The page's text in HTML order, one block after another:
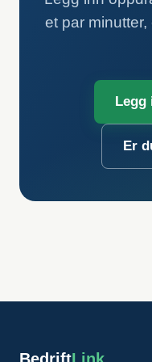
et par
Legg
Er